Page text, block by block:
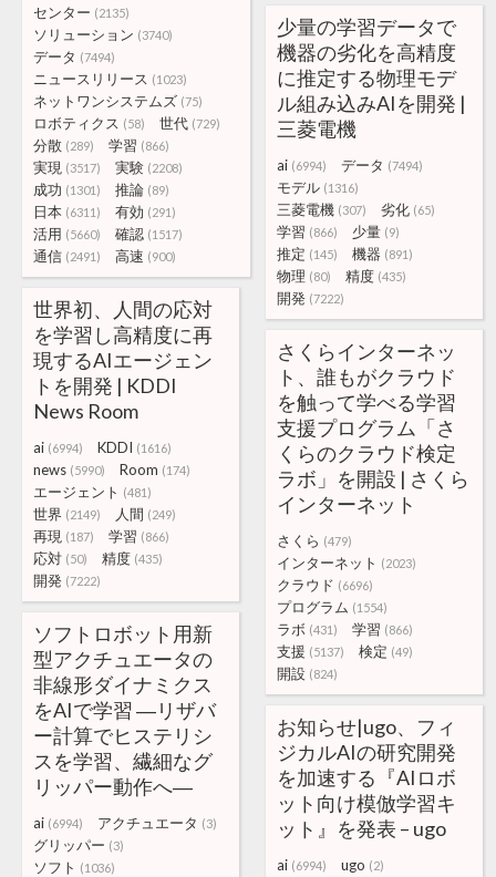
センター (2135)
ソリューション (3740)
データ (7494)
ニュースリリース (1023)
ネットワンシステムズ (75)
ロボティクス (58) 世代 (729)
分散 (289) 学習 (866)
実現 (3517) 実験 (2208)
成功 (1301) 推論 (89)
日本 (6311) 有効 (291)
活用 (5660) 確認 (1517)
通信 (2491) 高速 (900)
少量の学習データで
機器の劣化を高精度
に推定する物理モデ
ル組み込みAIを開発 |
三菱電機
ai (6994) データ (7494)
モデル (1316)
三菱電機 (307) 劣化 (65)
学習 (866) 少量 (9)
推定 (145) 機器 (891)
物理 (80) 精度 (435)
開発 (7222)
世界初、人間の応対
を学習し高精度に再
現するAIエージェン
トを開発 | KDDI
News Room
ai (6994) KDDI (1616)
news (5990) Room (174)
エージェント (481)
世界 (2149) 人間 (249)
再現 (187) 学習 (866)
応対 (50) 精度 (435)
開発 (7222)
さくらインターネッ
ト、誰もがクラウド
を触って学べる学習
支援プログラム「さ
くらのクラウド検定
ラボ」を開設 | さくら
インターネット
さくら (479)
インターネット (2023)
クラウド (6696)
プログラム (1554)
ラボ (431) 学習 (866)
支援 (5137) 検定 (49)
開設 (824)
ソフトロボット用新
型アクチュエータの
非線形ダイナミクス
をAIで学習 ―リザバ
ー計算でヒステリシ
スを学習、繊細なグ
リッパー動作へ―
ai (6994) アクチュエータ (3)
グリッパー (3)
ソフト (1036)
お知らせ|ugo、フィ
ジカルAIの研究開発
を加速する『AIロボ
ット向け模倣学習キ
ット』を発表 – ugo
ai (6994) ugo (2)